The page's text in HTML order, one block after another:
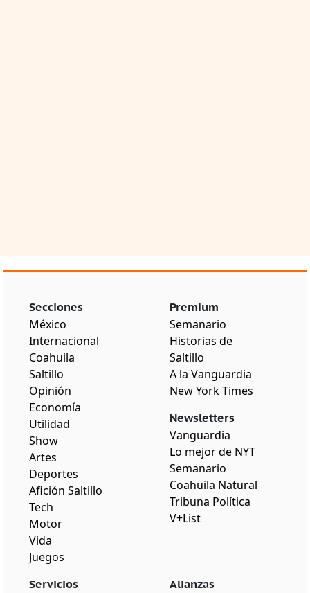
Secciones
México
Internacional
Coahuila
Saltillo
Opinión
Economía
Utilidad
Show
Artes
Deportes
Afición Saltillo
Tech
Motor
Vida
Juegos
Premium
Semanario
Historias de
Saltillo
A la Vanguardia
New York Times
Newsletters
Vanguardia
Lo mejor de NYT
Semanario
Coahuila Natural
Tribuna Política
V+List
Servicios Alianzas